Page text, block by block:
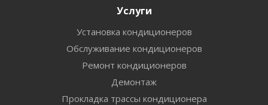
Услуги
Установка кондиционеров
Обслуживание кондиционеров
Ремонт кондиционеров
Демонтаж
Прокладка трассы кондиционера